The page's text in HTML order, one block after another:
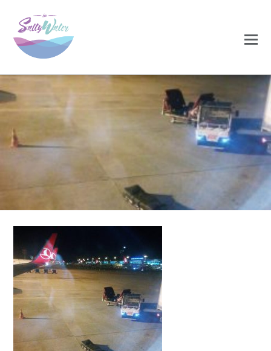
NOVEMBRO 29, 2020 0 0
aviao-246×300